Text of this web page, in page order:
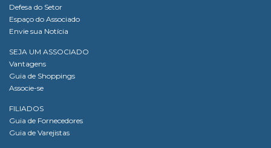
Defesa do Setor
Espaço do Associado
Envie sua Notícia
SEJA UM ASSOCIADO
Vantagens
Guia de Shoppings
Associe-se
FILIADOS
Guia de Fornecedores
Guia de Varejistas